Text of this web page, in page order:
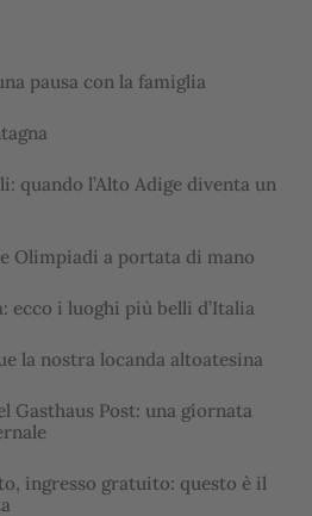
pausa con la famiglia
quando l’Alto Adige diventa un
Olimpiadi a portata di mano
ecco i luoghi più belli d’Italia
la nostra locanda altoatesina
Gasthaus Post: una giornata
ingresso gratuito: questo è il